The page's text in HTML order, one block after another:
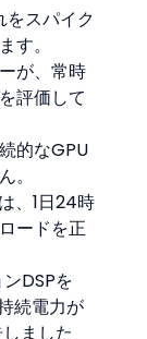
スパイク
す。
が、常時
評価して
的なGPU
。
、1日24時
ードを正
DSPを
続電力が
ました